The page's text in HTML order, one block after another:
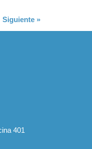
Siguiente »
401